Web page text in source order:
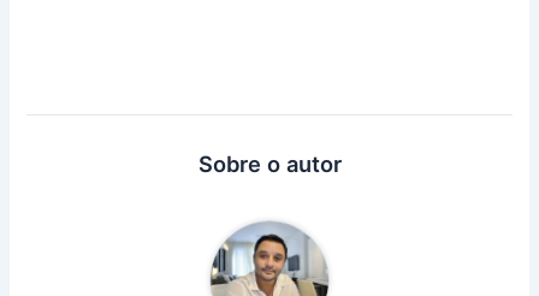
Sobre o autor